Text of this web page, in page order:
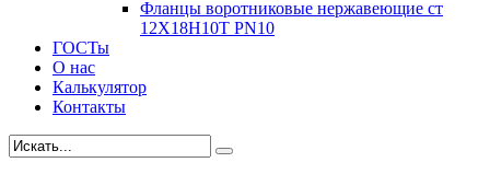
Фланцы воротниковые нержавеющие ст
12Х18Н10Т PN10
ГОСТы
О нас
Калькулятор
Контакты